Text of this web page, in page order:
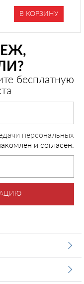
В КОРЗИНУ
бесплатную
персональных
и согласен.